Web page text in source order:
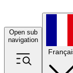
Open sub
navigation